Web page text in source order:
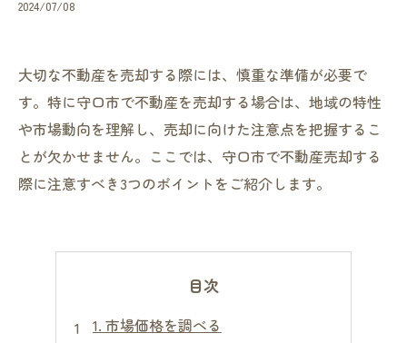
2024/07/08
大切な不動産を売却する際には、慎重な準備が必要で
す。特に守口市で不動産を売却する場合は、地域の特性
や市場動向を理解し、売却に向けた注意点を把握するこ
とが欠かせません。ここでは、守口市で不動産売却する
際に注意すべき3つのポイントをご紹介します。
目次
1. 市場価格を調べる